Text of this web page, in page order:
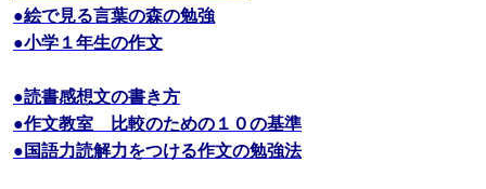
●絵で見る言葉の森の勉強
●小学１年生の作文
●読書感想文の書き方
●作文教室 比較のための１０の基準
●国語力読解力をつける作文の勉強法